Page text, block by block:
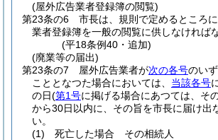
(屋外広告業者登録簿の閲覧)
第23条の6
市長は、規則で定めるところ
業者登録簿を一般の閲覧に供しなければ
(平18条例40・追加)
(廃業等の届出)
第23条の7
屋外広告業者が次の各号のい
こととなつた場合においては、 当該各号
の日(第1号に掲げる場合にあつては、そ
から30日以内に、その旨を市長に届け出
い。
(1)
死亡した場合 その相続人